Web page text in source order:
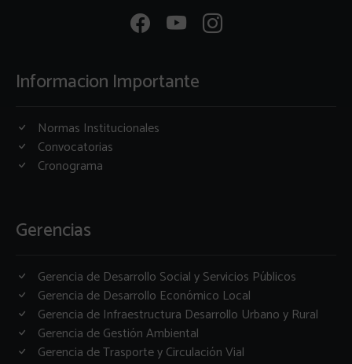
Informacion Importante
Normas Institucionales
Convocatorias
Cronograma
Gerencias
Gerencia de Desarrollo Social y Servicios Públicos
Gerencia de Desarrollo Económico Local
Gerencia de Infraestructura Desarrollo Urbano y Rural
Gerencia de Gestión Ambiental
Gerencia de Trasporte y Circulación Vial